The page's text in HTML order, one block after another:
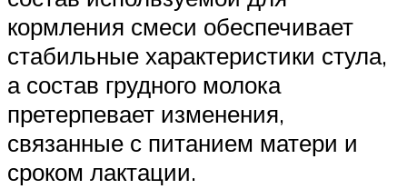
кормления смеси обеспечивает
стабильные характеристики стула,
а состав грудного молока
претерпевает изменения,
связанные с питанием матери и
сроком лактации.